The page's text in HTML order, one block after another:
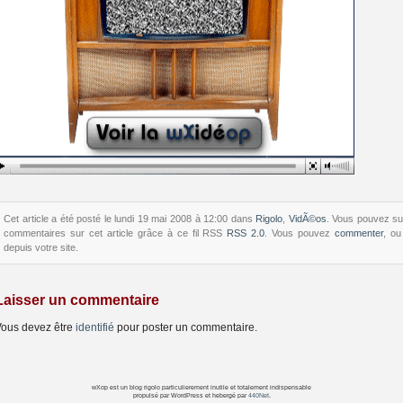
Cet article a été posté le lundi 19 mai 2008 à 12:00 dans Rigolo VidÃ©os . Vous pouvez
commentaires sur cet article grâce à ce fil RSS RSS 2.0 . Vous pouvezcommenter,
depuis votre site.
un commentaire
devez être identifié pour poster un commentaire.
wXop est un blog rigolo particulierement inutile et totalement indispensable
propulsé par WordPress et hebergé par440Net.